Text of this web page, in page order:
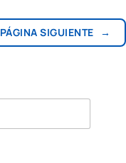
PÁGINA SIGUIENTE →